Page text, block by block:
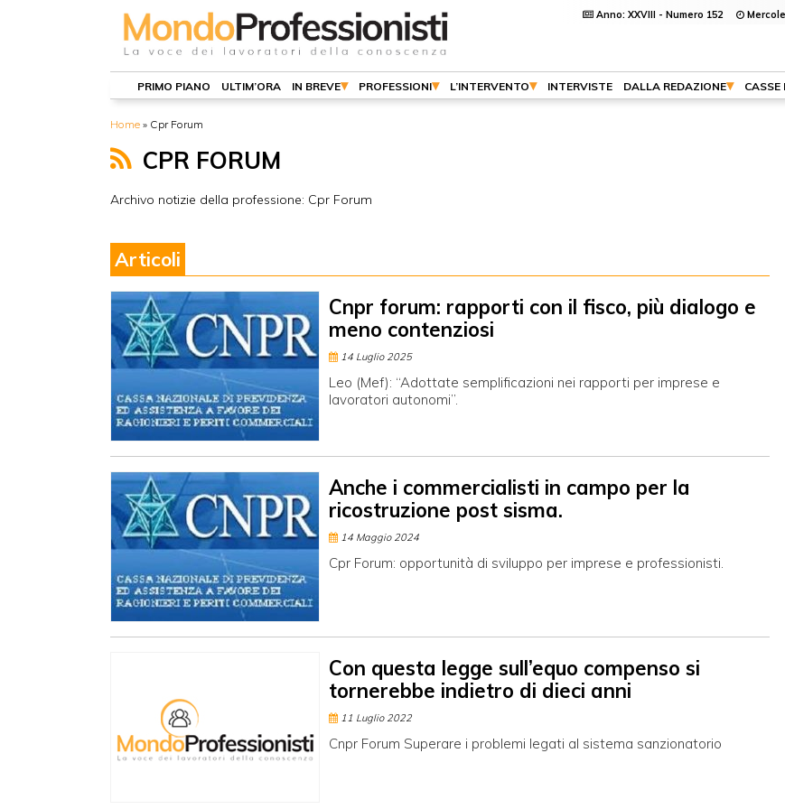
Anno: XXVIII - Numero 152
PRIMO PIANO ULTIM’ORA IN BREVE PROFESSIONI L’INTERVENTO INTERVISTE DALLA REDAZIONE CASSE
Home » Cpr Forum
CPR FORUM
Archivo notizie della professione: Cpr Forum
Articoli
Cnpr forum: rapporti con il fisco, più dialogo e
meno contenziosi
14 Luglio 2025
Leo (Mef): “Adottate semplificazioni nei rapporti per imprese e
lavoratori autonomi”.
Anche i commercialisti in campo per la
ricostruzione post sisma.
14 Maggio 2024
Cpr Forum: opportunità di sviluppo per imprese e professionisti.
Con questa legge sull’equo compenso si
tornerebbe indietro di dieci anni
11 Luglio 2022
Cnpr Forum Superare i problemi legati al sistema sanzionatorio